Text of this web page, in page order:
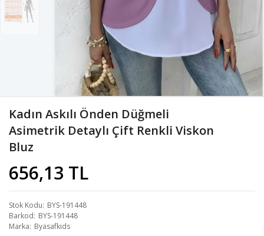
Kadın Askılı Önden Düğmeli
Asimetrik Detaylı Çift Renkli Viskon
Bluz
656,13 TL
Stok Kodu BYS-191448
Barkod BYS-191448
Marka Byasafkids